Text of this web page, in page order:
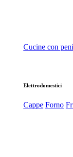
Cucine con
Elettrodomestici
Cappe Forno